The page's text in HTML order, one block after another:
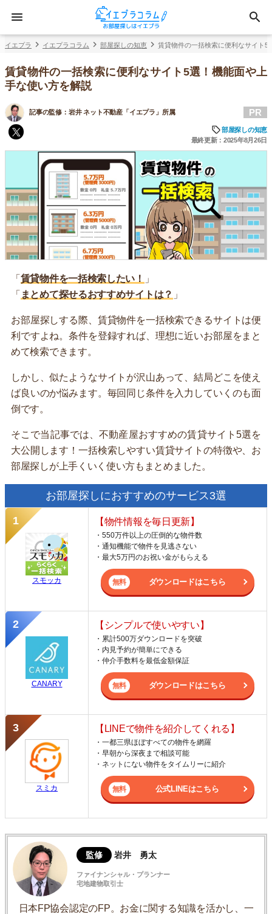
イエプラ イエプラコラム 部屋探しの知恵 賃貸物件の一括検索に便利なサイト5
賃貸物件の一括検索に便利なサイト5選！機能面や上
手な使い方を解説
記事の監修： 岩井 ネット不動産「イエプラ」所属 PR
部屋探しの知恵
最終更新：2025年8月26日
「 賃貸物件を一括検索したい！
」
「 まとめて探せるおすすめサイトは？ 」
お部屋探しする際、賃貸物件を一括検索できるサイトは便
利ですよね。条件を登録すれば、理想に近いお部屋をまと
めて検索できます。
しかし、似たようなサイトが沢山あって、結局どこを使え
ば良いのか悩みます。毎回同じ条件を入力していくのも面
倒です。
そこで当記事では、不動産屋おすすめの賃貸サイト5選を
大公開します！一括検索しやすい賃貸サイトの特徴や、お
部屋探しが上手くいく使い方もまとめました。
お部屋探しにおすすめのサービス3選
スモッカ
【物件情報を毎日更新】
・550万件以上の圧倒的な物件数
・通知機能で物件を見逃さない
・最大5万円のお祝い金がもらえる
ダウンロードはこちら
CANARY
【シンプルで使いやすい】
・累計500万ダウンロードを突破
・内見予約が簡単にできる
・仲介手数料を最低金額保証
ダウンロードはこちら
スミカ
【LINEで物件を紹介してくれる】
・一都三県ほぼすべての物件を網羅
・早朝から深夜まで相談可能
・ネットにない物件をタイムリーに紹介
公式LINEはこちら
監修 岩井 勇太
ファイナンシャル・プランナー
宅地建物取引士
日本FP協会認定のFP。お金に関する知識を活かし、一